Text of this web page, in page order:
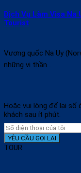
Dịch Vụ Làm Visa Na
Tourist
Vương quốc Na Uy
những vị thần...
Hoặc vui lòng để lại số
khách sau ít phút.
TOUR